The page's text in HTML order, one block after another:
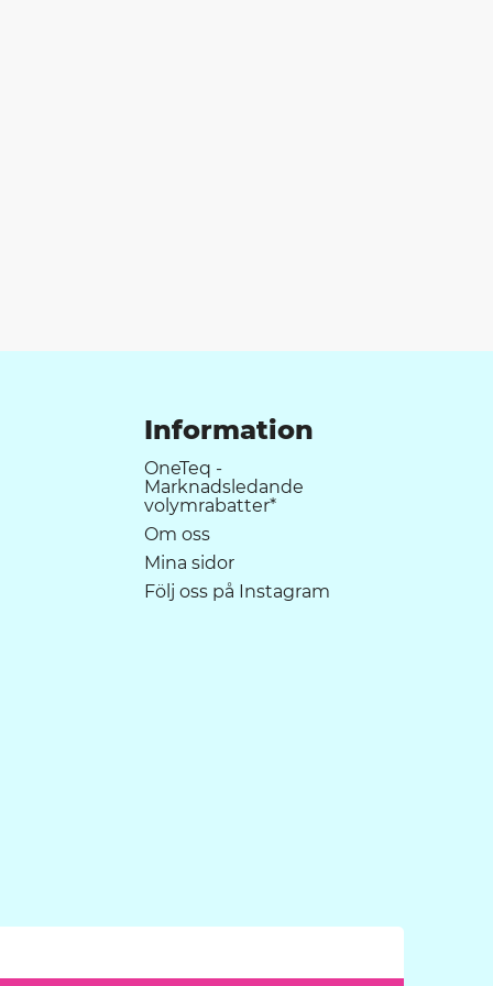
Information
OneTeq -
Marknadsledande
volymrabatter*
Om oss
Mina sidor
Följ oss på Instagram